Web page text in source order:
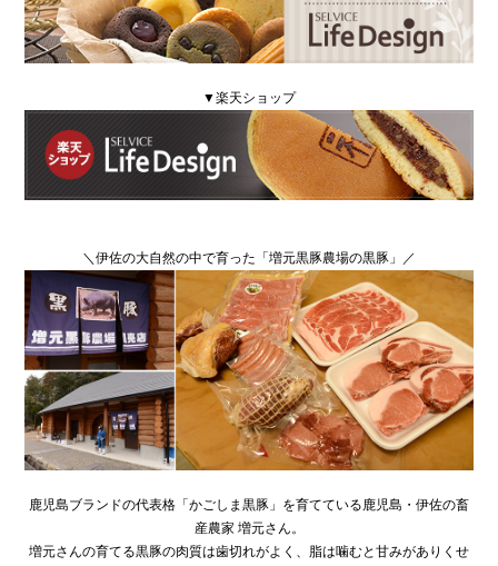
▼楽天ショップ
＼伊佐の大自然の中で育った「増元黒豚農場の黒豚 」／
鹿児島ブランドの代表格「かごしま黒豚」を育てている鹿児島・伊佐の畜
産農家 増元さん。
増元さんの育てる黒豚の肉質は歯切れがよく、脂は噛むと甘みがありくせ